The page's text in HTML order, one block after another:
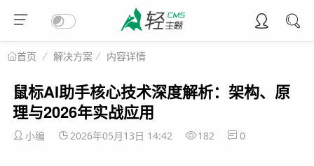
首页 解决方案 内容详情
鼠标AI助手核心技术深度解析：架构、原
理与2026年实战应用
小编 2026年05月13日 14:42 182 0